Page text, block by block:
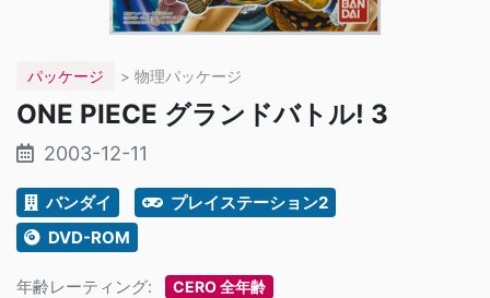
パッケージ > 物理パッケージ
ONE PIECE グランドバトル! 3
2003-12-11
バンダイ
プレイステーション2
DVD-ROM
年齢レーティング: CERO 全年齢